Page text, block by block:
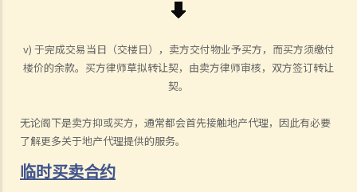
v) 于完成交易当日（交楼日），卖方交付物业予买方，而买方须缴付
楼价的余款。买方律师草拟转让契，由卖方律师审核，双方签订转让
契。
无论阁下是卖方抑或买方，通常都会首先接触地产代理，因此有必要
了解更多关于地产代理提供的服务。
临时买卖合约